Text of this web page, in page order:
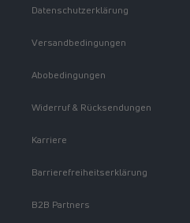
Datenschutzerklärung
Versandbedingungen
Abobedingungen
Widerruf & Rücksendungen
Karriere
Barrierefreiheitserklärung
B2B Partners